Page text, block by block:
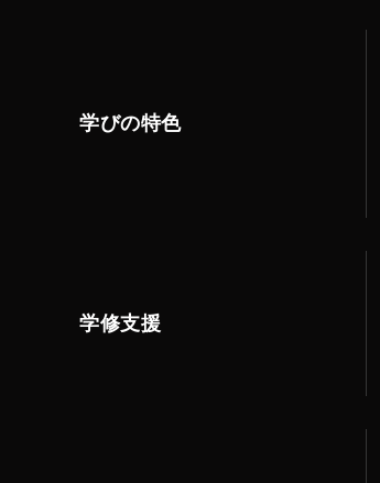
学びの特色
学修支援